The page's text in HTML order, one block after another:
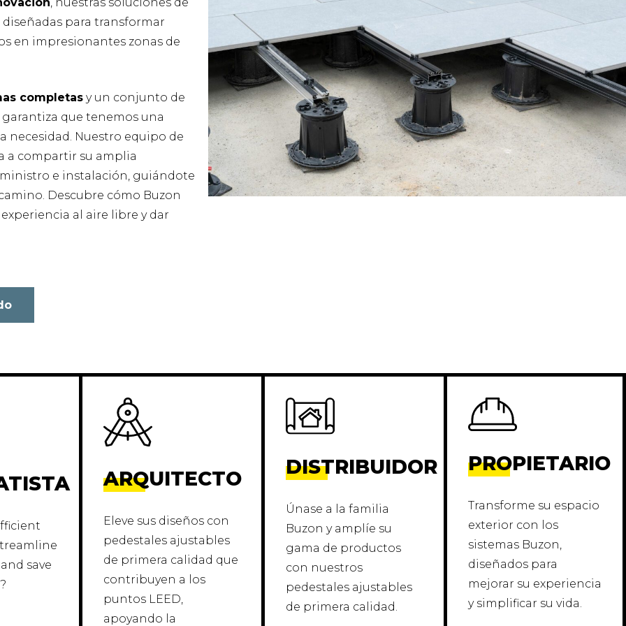
para transformar
en impresionantes zonas de
completas y un conjunto de
garantiza que tenemos una
necesidad. Nuestro equipo de
a compartir su amplia
e instalación, guiándote
Descubre cómo Buzon
al aire libre y dar
save
ARQUITECTO
Eleve sus diseños con
pedestales ajustables
de primera calidad que
contribuyen a los
puntos LEED,
apoyando la
DISTRIBUIDOR
Únase a la familia
Buzon y amplíe su
gama de productos
con nuestros
pedestales ajustables
de primera calidad.
PROPIETARIO
Transforme su espacio
exterior con los
sistemas Buzon,
diseñados para
mejorar su experiencia
y simplificar su vida.